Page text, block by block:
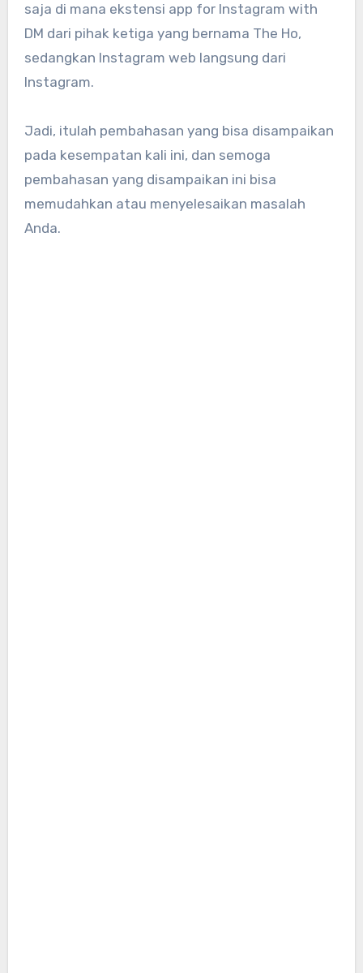
saja di mana ekstensi app for Instagram with
DM dari pihak ketiga yang bernama The Ho,
sedangkan Instagram web langsung dari
Instagram.
Jadi, itulah pembahasan yang bisa disampaikan
pada kesempatan kali ini, dan semoga
pembahasan yang disampaikan ini bisa
memudahkan atau menyelesaikan masalah
Anda.